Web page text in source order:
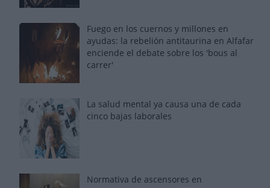
Fuego en los cuernos y millones en
ayudas: la rebelión antitaurina en Alfafar
enciende el debate sobre los 'bous al
carrer'
La salud mental ya causa una de cada
cinco bajas laborales
Normativa de ascensores en